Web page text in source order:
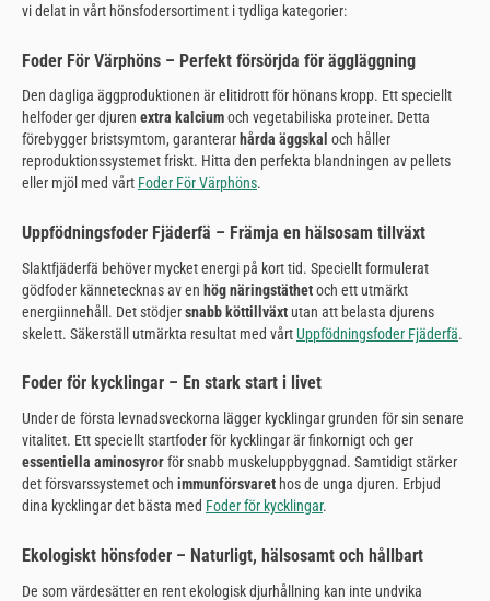
vi delat in vårt hönsfodersortiment i tydliga kategorier:
Foder För Värphöns – Perfekt försörjda för äggläggning
Den dagliga äggproduktionen är elitidrott för hönans kropp. Ett speciellt
helfoder ger djuren extra kalciumoch vegetabiliska proteiner. Detta
förebygger bristsymtom, garanterar hårda äggskal och håller
reproduktionssystemet friskt. Hitta den perfekta blandningen av pellets
eller mjöl med vårt Foder För Värphöns.
Uppfödningsfoder Fjäderfä – Främja en hälsosam tillväxt
Slaktfjäderfä behöver mycket energi på kort tid. Speciellt formulerat
gödfoder kännetecknas av en hög näringstäthetoch ett utmärkt
energiinnehåll. Det stödjersnabb köttillväxt utan att belasta djurens
skelett. Säkerställ utmärkta resultat med vårtUppfödningsfoder Fjäderfä.
Foder för kycklingar – En stark start i livet
Under de första levnadsveckorna lägger kycklingar grunden för sin senare
vitalitet. Ett speciellt startfoder för kycklingar är finkornigt och ger
essentiella aminosyrorför snabb muskeluppbyggnad. Samtidigt stärker
det försvarssystemet och immunförsvaret hos de unga djuren. Erbjud
dina kycklingar det bästa med Foder för kycklingar.
Ekologiskt hönsfoder – Naturligt, hälsosamt och hållbart
De som värdesätter en rent ekologisk djurhållning kan inte undvika